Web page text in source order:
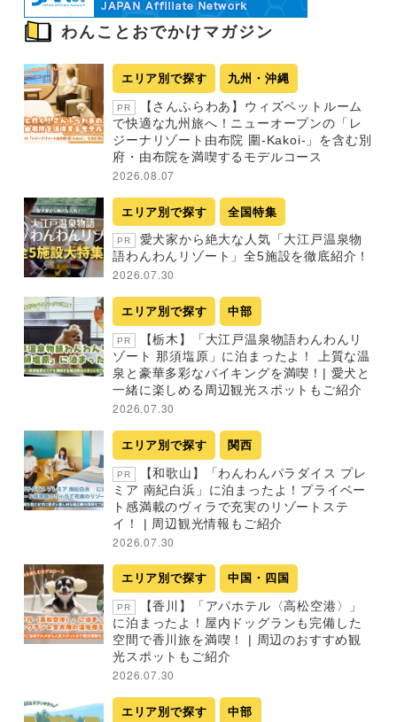
わんことおでかけマガジン
エリア別で探す 九州・沖縄
PR
【さんふらわあ】ウィズペットルーム
で快適な九州旅へ！ニューオープンの「レ
ジーナリゾート由布院 圍-Kakoi-」を含む別
府・由布院を満喫するモデルコース
2026.08.07
エリア別で探す 全国特集
PR
愛犬家から絶大な人気「大江戸温泉物
語わんわんリゾート」全5施設を徹底紹介！
2026.07.30
エリア別で探す 中部
PR
【栃木】「大江戸温泉物語わんわんリ
ゾート 那須塩原」に泊まったよ！ 上質な温
泉と豪華多彩なバイキングを満喫！| 愛犬と
一緒に楽しめる周辺観光スポットもご紹介
2026.07.30
エリア別で探す 関西
PR
【和歌山】「わんわんパラダイス プレ
ミア 南紀白浜」に泊まったよ！プライベー
ト感満載のヴィラで充実のリゾートステ
イ！ | 周辺観光情報もご紹介
2026.07.30
エリア別で探す 中国・四国
PR
【香川】「アパホテル〈高松空港〉」
に泊まったよ！屋内ドッグランも完備した
空間で香川旅を満喫！ | 周辺のおすすめ観
光スポットもご紹介
2026.07.30
エリア別で探す 中部